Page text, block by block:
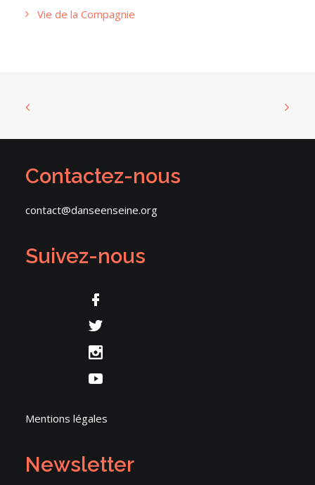
Vie de la Compagnie
Contactez-nous
contact@danseenseine.org
Suivez-nous
Mentions légales
Newsletter